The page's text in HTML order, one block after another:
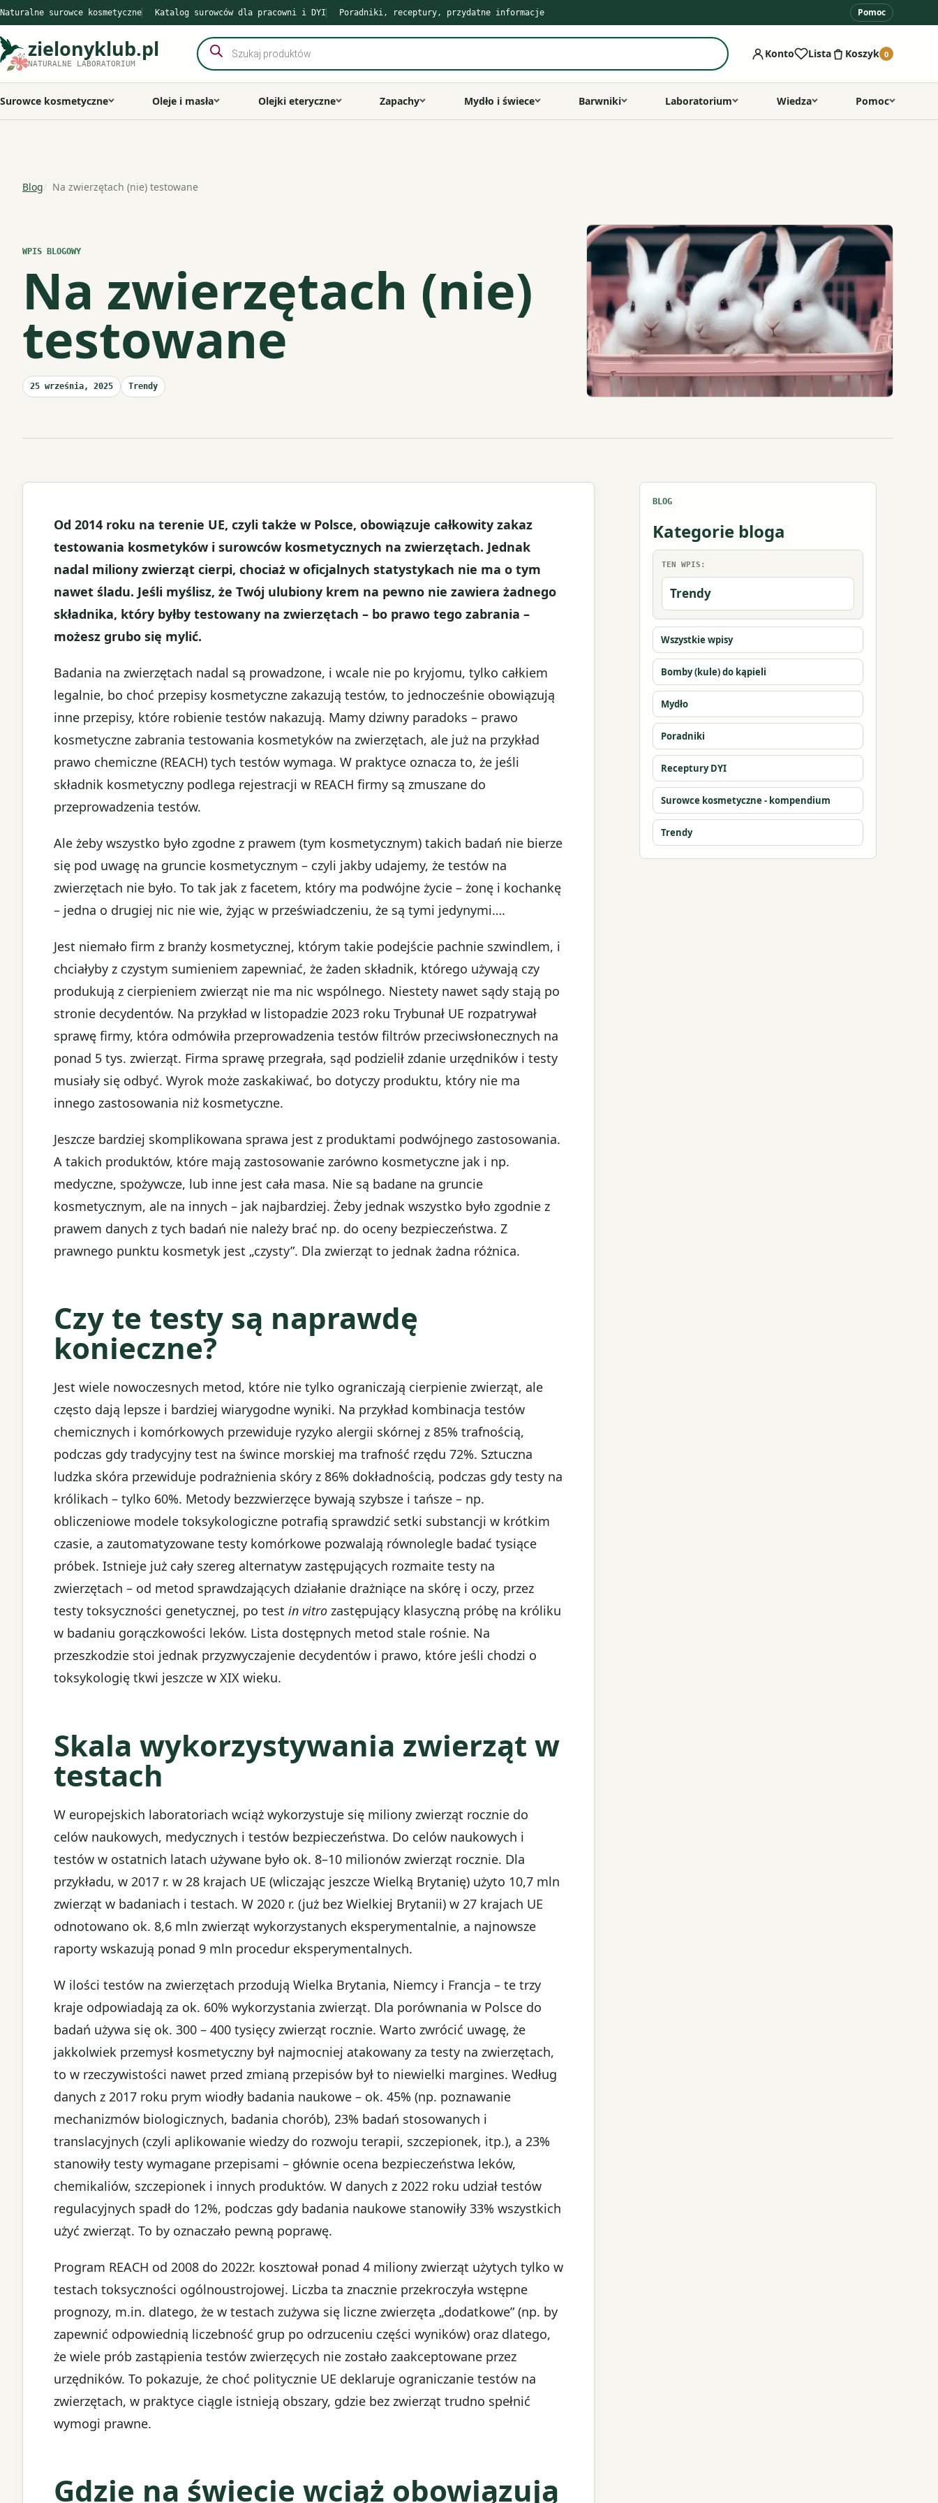
Przejdź
do
treści
Naturalne surowce kosmetyczne Katalog surowców dla pracowni i DYI Poradniki, receptury, przydatne informacje Pomoc
zielonyklub.pl
NATURALNE LABORATORIUM
Wyszukiwarka
produktów
Konto Lista Koszyk 0
Surowce kosmetyczne Oleje i masła Olejki eteryczne Zapachy Mydło i świece Barwniki Laboratorium Wiedza Pomoc
Blog Na zwierzętach (nie) testowane
WPIS BLOGOWY
Na zwierzętach (nie)
testowane
25 września, 2025 Trendy
Od 2014 roku na terenie UE, czyli także w Polsce, obowiązuje całkowity zakaz
testowania kosmetyków i surowców kosmetycznych na zwierzętach. Jednak
nadal miliony zwierząt cierpi, chociaż w oficjalnych statystykach nie ma o tym
nawet śladu. Jeśli myślisz, że Twój ulubiony krem na pewno nie zawiera żadnego
składnika, który byłby testowany na zwierzętach – bo prawo tego zabrania –
możesz grubo się mylić.
Badania na zwierzętach nadal są prowadzone, i wcale nie po kryjomu, tylko całkiem
legalnie, bo choć przepisy kosmetyczne zakazują testów, to jednocześnie obowiązują
inne przepisy, które robienie testów nakazują. Mamy dziwny paradoks – prawo
kosmetyczne zabrania testowania kosmetyków na zwierzętach, ale już na przykład
prawo chemiczne (REACH) tych testów wymaga. W praktyce oznacza to, że jeśli
składnik kosmetyczny podlega rejestracji w REACH firmy są zmuszane do
przeprowadzenia testów.
Ale żeby wszystko było zgodne z prawem (tym kosmetycznym) takich badań nie bierze
się pod uwagę na gruncie kosmetycznym – czyli jakby udajemy, że testów na
zwierzętach nie było. To tak jak z facetem, który ma podwójne życie – żonę i kochankę
– jedna o drugiej nic nie wie, żyjąc w przeświadczeniu, że są tymi jedynymi….
Jest niemało firm z branży kosmetycznej, którym takie podejście pachnie szwindlem, i
chciałyby z czystym sumieniem zapewniać, że żaden składnik, którego używają czy
produkują z cierpieniem zwierząt nie ma nic wspólnego. Niestety nawet sądy stają po
stronie decydentów. Na przykład w listopadzie 2023 roku Trybunał UE rozpatrywał
sprawę firmy, która odmówiła przeprowadzenia testów filtrów przeciwsłonecznych na
ponad 5 tys. zwierząt. Firma sprawę przegrała, sąd podzielił zdanie urzędników i testy
musiały się odbyć. Wyrok może zaskakiwać, bo dotyczy produktu, który nie ma
innego zastosowania niż kosmetyczne.
Jeszcze bardziej skomplikowana sprawa jest z produktami podwójnego zastosowania.
A takich produktów, które mają zastosowanie zarówno kosmetyczne jak i np.
medyczne, spożywcze, lub inne jest cała masa. Nie są badane na gruncie
kosmetycznym, ale na innych – jak najbardziej. Żeby jednak wszystko było zgodnie z
prawem danych z tych badań nie należy brać np. do oceny bezpieczeństwa. Z
prawnego punktu kosmetyk jest „czysty”. Dla zwierząt to jednak żadna różnica.
Czy te testy są naprawdę
konieczne?
Jest wiele nowoczesnych metod, które nie tylko ograniczają cierpienie zwierząt, ale
często dają lepsze i bardziej wiarygodne wyniki. Na przykład kombinacja testów
chemicznych i komórkowych przewiduje ryzyko alergii skórnej z 85% trafnością,
podczas gdy tradycyjny test na śwince morskiej ma trafność rzędu 72%. Sztuczna
ludzka skóra przewiduje podrażnienia skóry z 86% dokładnością, podczas gdy testy na
królikach – tylko 60%. Metody bezzwierzęce bywają szybsze i tańsze – np.
obliczeniowe modele toksykologiczne potrafią sprawdzić setki substancji w krótkim
czasie, a zautomatyzowane testy komórkowe pozwalają równolegle badać tysiące
próbek. Istnieje już cały szereg alternatyw zastępujących rozmaite testy na
zwierzętach – od metod sprawdzających działanie drażniące na skórę i oczy, przez
testy toksyczności genetycznej, po test in vitro zastępujący klasyczną próbę na króliku
w badaniu gorączkowości leków. Lista dostępnych metod stale rośnie. Na
przeszkodzie stoi jednak przyzwyczajenie decydentów i prawo, które jeśli chodzi o
toksykologię tkwi jeszcze w XIX wieku.
Skala wykorzystywania zwierząt w
testach
W europejskich laboratoriach wciąż wykorzystuje się miliony zwierząt rocznie do
celów naukowych, medycznych i testów bezpieczeństwa. Do celów naukowych i
testów w ostatnich latach używane było ok. 8–10 milionów zwierząt rocznie. Dla
przykładu, w 2017 r. w 28 krajach UE (wliczając jeszcze Wielką Brytanię) użyto 10,7 mln
zwierząt w badaniach i testach. W 2020 r. (już bez Wielkiej Brytanii) w 27 krajach UE
odnotowano ok. 8,6 mln zwierząt wykorzystanych eksperymentalnie, a najnowsze
raporty wskazują ponad 9 mln procedur eksperymentalnych.
W ilości testów na zwierzętach przodują Wielka Brytania, Niemcy i Francja – te trzy
kraje odpowiadają za ok. 60% wykorzystania zwierząt. Dla porównania w Polsce do
badań używa się ok. 300 – 400 tysięcy zwierząt rocznie. Warto zwrócić uwagę, że
jakkolwiek przemysł kosmetyczny był najmocniej atakowany za testy na zwierzętach,
to w rzeczywistości nawet przed zmianą przepisów był to niewielki margines. Według
danych z 2017 roku prym wiodły badania naukowe – ok. 45% (np. poznawanie
mechanizmów biologicznych, badania chorób), 23% badań stosowanych i
translacyjnych (czyli aplikowanie wiedzy do rozwoju terapii, szczepionek, itp.), a 23%
stanowiły testy wymagane przepisami – głównie ocena bezpieczeństwa leków,
chemikaliów, szczepionek i innych produktów. W danych z 2022 roku udział testów
regulacyjnych spadł do 12%, podczas gdy badania naukowe stanowiły 33% wszystkich
użyć zwierząt. To by oznaczało pewną poprawę.
Program REACH od 2008 do 2022r. kosztował ponad 4 miliony zwierząt użytych tylko w
testach toksyczności ogólnoustrojowej. Liczba ta znacznie przekroczyła wstępne
prognozy, m.in. dlatego, że w testach zużywa się liczne zwierzęta „dodatkowe” (np. by
zapewnić odpowiednią liczebność grup po odrzuceniu części wyników) oraz dlatego,
że wiele prób zastąpienia testów zwierzęcych nie zostało zaakceptowane przez
urzędników. To pokazuje, że choć politycznie UE deklaruje ograniczanie testów na
zwierzętach, w praktyce ciągle istnieją obszary, gdzie bez zwierząt trudno spełnić
wymogi prawne.
Gdzie na świecie wciąż obowiązują
BLOG
Kategorie bloga
TEN WPIS:
Trendy
Wszystkie wpisy
Bomby (kule) do kąpieli
Mydło
Poradniki
Receptury DYI
Surowce kosmetyczne - kompendium
Trendy